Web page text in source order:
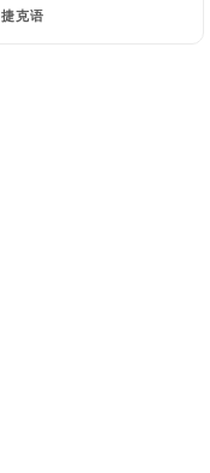
捷克语
捷克语